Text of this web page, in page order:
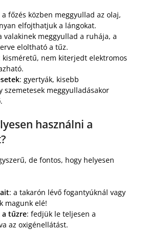
a főzés közben meggyullad az olaj,
elfojthatjuk a lángokat.
valakinek meggyullad a ruhája, a
eloltható a tűz.
kisméretű, nem kiterjedt elektromos
: gyertyák, kisebb
szemetesek meggyulladásakor
használni a
de fontos, hogy helyesen
: a takarón lévő fogantyúknál vagy
magunk elé!
tűzre: fedjük le teljesen a
az oxigénellátást.